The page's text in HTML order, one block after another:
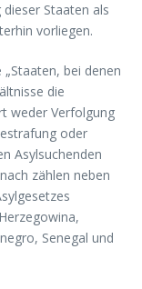
Staaten als
vorliegen.
bei denen
die
weder Verfolgung
oder
Asylsuchenden
zählen neben
Senegal und